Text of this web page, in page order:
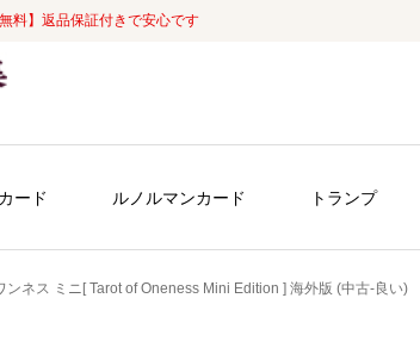
料】返品保証付きで安心です
ード ルノルマンカード トランプ
ンネス ミニ[ Tarot of Oneness Mini Edition ] 海外版 (中古-良い)